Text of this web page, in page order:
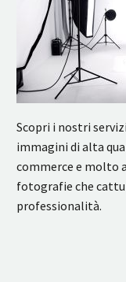
Scopri i nostri
immagini di alta
commerce e molto
fotografie che
professionalità.